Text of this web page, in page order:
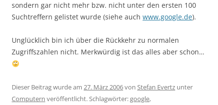
sondern gar nicht mehr bzw. nicht unter den ersten 100
Suchtreffern gelistet wurde (siehe auch www.google.de).
Unglücklich bin ich über die Rückkehr zu normalen
Zugriffszahlen nicht. Merkwürdig ist das alles aber schon…
Dieser Beitrag wurde am 27. März 2006von Stefan Evertz unter
Computern veröffentlicht. Schlagwörter:google,